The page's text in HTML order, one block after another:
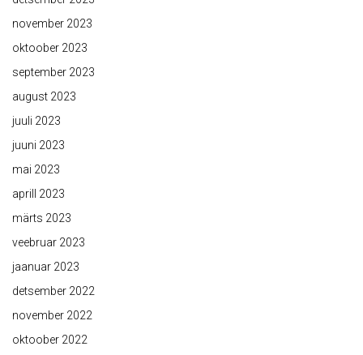
november 2023
oktoober 2023
september 2023
august 2023
juuli 2023
juuni 2023
mai 2023
aprill 2023
märts 2023
veebruar 2023
jaanuar 2023
detsember 2022
november 2022
oktoober 2022